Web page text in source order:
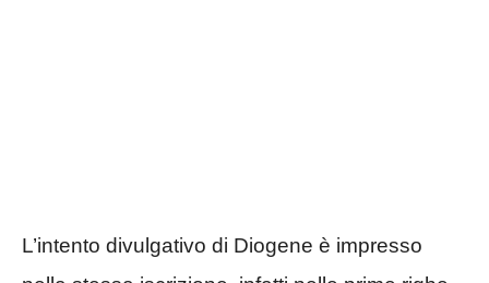
L’intento divulgativo di Diogene è impresso